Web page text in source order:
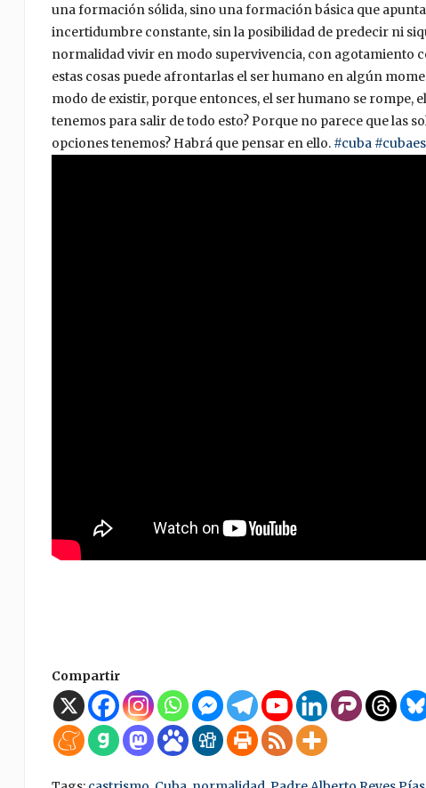
una formación sólida, sino una formación básica que
incertidumbre constante, sin la posibilidad de predecir ni
normalidad vivir en modo supervivencia, con agotamiento
estas cosas puede afrontarlas el ser humano en algún
modo de existir, porque entonces, el ser humano se rompe,
tenemos para salir de todo esto? Porque no parece que las
opciones tenemos? Habrá que pensar en ello. #cuba
Compartir